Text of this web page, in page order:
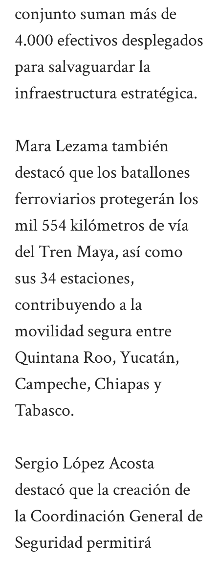
conjunto suman más de
4.000 efectivos desplegados
para salvaguardar la
infraestructura estratégica.
Mara Lezama también
destacó que los batallones
ferroviarios protegerán los
mil 554 kilómetros de vía
del Tren Maya, así como
sus 34 estaciones,
contribuyendo a la
movilidad segura entre
Quintana Roo, Yucatán,
Campeche, Chiapas y
Tabasco.
Sergio López Acosta
destacó que la creación de
la Coordinación General de
Seguridad permitirá